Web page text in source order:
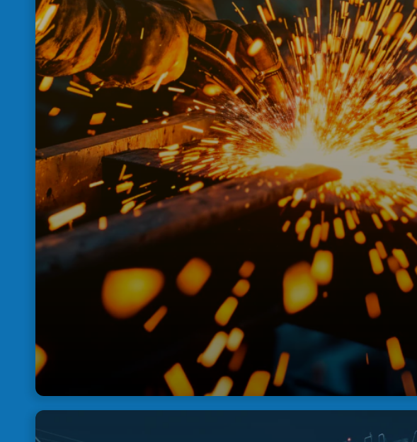
involucrado.
Control documental de equipos asociados a
elevación y carga.
Requisitos específicos por tipo de maniobra,
equipo o contratista.
Bloqueo de acceso o de habilitación cuando
falta un soporte crítico.
Registro histórico de conformidad
documental antes de la operación.